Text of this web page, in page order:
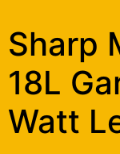
Sharp
18L
Watt